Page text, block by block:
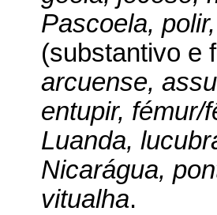
Pascoela,
(substantivo e
arcuense,
entupir, fémur/
Luanda,
Nicarágua,
vitualha.